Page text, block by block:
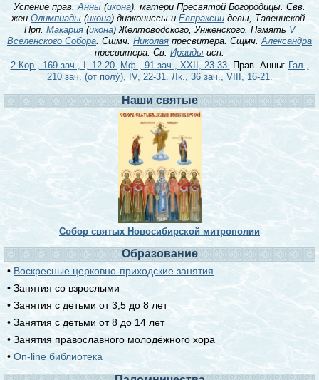
Успение прав.Анны (икона), матери Пресвятой Богородицы. Свв.
жен Олимпиады (икона) диакониссы и Евпраксии девы, Тавеннской.
Прп. Макария(икона) Желтоводского, Унженского. Память V
Вселенского Собора . Сщмч. Николаяпресвитера. Сщмч. Александра
пресвитера. Св. Ираидыисп.
2 Кор., 169 зач., I, 12-20. Мф., 91 зач., XXII, 23-33. Прав. Анны: Гал.,
210 зач. (от полу́), IV, 22-31.
Лк., 36 зач., VIII, 16-21.
Наши святые
Собор святых Новосибирской митрополии
Образование
• Воскресные церковно-приходские занятия
• Занятия со взрослыми
• Занятия с детьми от 3,5 до 8 лет
• Занятия с детьми от 8 до 14 лет
• Занятия православного молодёжного хора
• On-line библиотека